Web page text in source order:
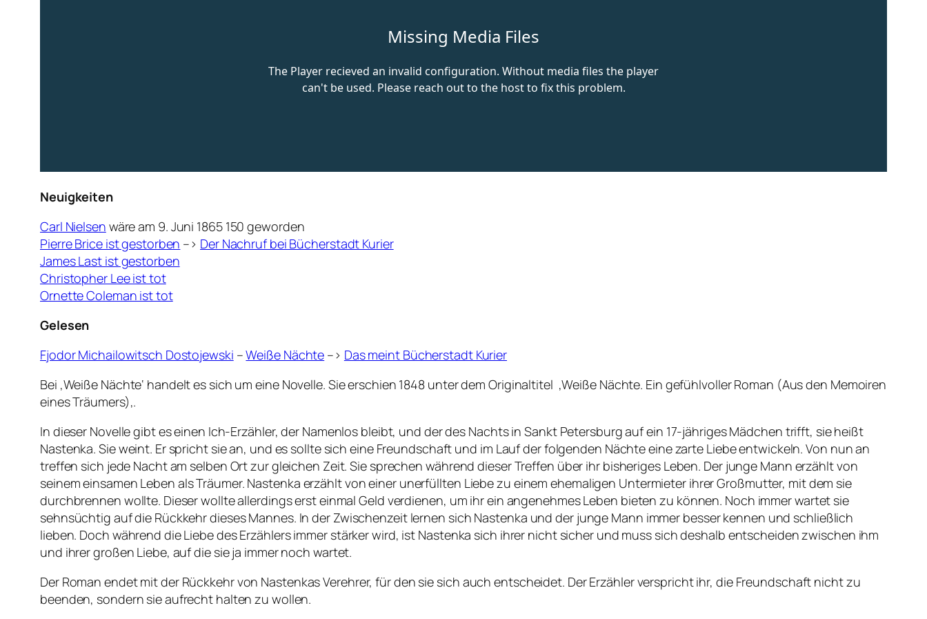
Neuigkeiten
Carl Nielsen wäre am 9. Juni 1865 150 geworden
Pierre Brice ist gestorben –> Der Nachruf bei Bücherstadt Kurier
James Last ist gestorben
Christopher Lee ist tot
Ornette Coleman ist tot
Gelesen
Fjodor Michailowitsch Dostojewski –Weiße Nächte –> Das meint Bücherstadt Kurier
Bei ‚Weiße Nächte‘ handelt es sich um eine Novelle. Sie erschien 1848 unter dem Originaltitel ‚Weiße Nächte. Ein gefühlvoller Roman (Aus den Memoiren
eines Träumers)‚.
In dieser Novelle gibt es einen Ich-Erzähler, der Namenlos bleibt, und der des Nachts in Sankt Petersburg auf ein 17-jähriges Mädchen trifft, sie heißt
Nastenka. Sie weint. Er spricht sie an, und es sollte sich eine Freundschaft und im Lauf der folgenden Nächte eine zarte Liebe entwickeln. Von nun an
treffen sich jede Nacht am selben Ort zur gleichen Zeit. Sie sprechen während dieser Treffen über ihr bisheriges Leben. Der junge Mann erzählt von
seinem einsamen Leben als Träumer. Nastenka erzählt von einer unerfüllten Liebe zu einem ehemaligen Untermieter ihrer Großmutter, mit dem sie
durchbrennen wollte. Dieser wollte allerdings erst einmal Geld verdienen, um ihr ein angenehmes Leben bieten zu können. Noch immer wartet sie
sehnsüchtig auf die Rückkehr dieses Mannes. In der Zwischenzeit lernen sich Nastenka und der junge Mann immer besser kennen und schließlich
lieben. Doch während die Liebe des Erzählers immer stärker wird, ist Nastenka sich ihrer nicht sicher und muss sich deshalb entscheiden zwischen ihm
und ihrer großen Liebe, auf die sie ja immer noch wartet.
Der Roman endet mit der Rückkehr von Nastenkas Verehrer, für den sie sich auch entscheidet. Der Erzähler verspricht ihr, die Freundschaft nicht zu
beenden, sondern sie aufrecht halten zu wollen.